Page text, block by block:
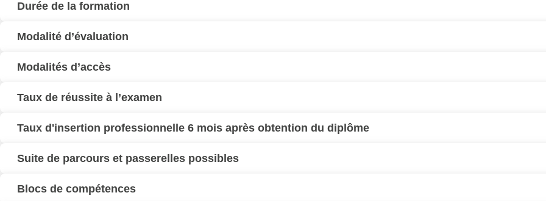
Durée de la formation
Modalité d’évaluation
Modalités d’accès
Taux de réussite à l’examen
Taux d'insertion professionnelle 6 mois après obtention du diplôme
Suite de parcours et passerelles possibles
Blocs de compétences